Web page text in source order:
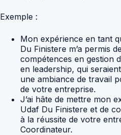
Exemple :
Mon expérience en tant
Du Finistere m’a permis
compétences en gestion
en leadership, qui
une ambiance de travail
de votre entreprise.
J’ai hâte de mettre mon
Udaf Du Finistere et de
à la réussite de votre
Coordinateur.